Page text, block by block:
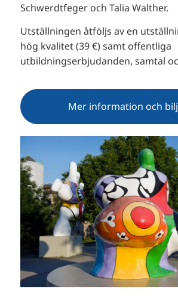
Schwerdtfeger och Talia Walther.
Utställningen åtföljs av en
hög kvalitet (39 €) samt offentliga
utbildningserbjudanden, samtal
Mer information och